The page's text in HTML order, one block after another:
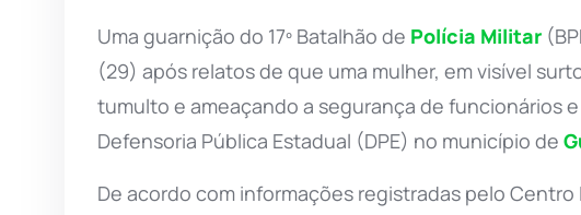
Uma guarnição do 17º Batalhão de Polícia Militar
(29) após relatos de que uma mulher, em visível
tumulto e ameaçando a segurança de funcionários
Defensoria Pública Estadual (DPE) no município de
De acordo com informações registradas pelo